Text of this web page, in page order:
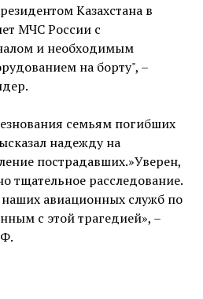
Казахстана в
МЧС России с
и необходимым
на борту", –
семьям погибших
надежду на
пострадавших.»Уверен,
тщательное расследование.
авиационных служб по
с этой трагедией», –